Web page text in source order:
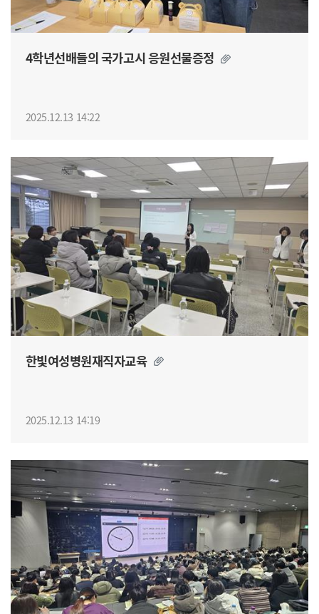
4학년선배들의 국가고시 응원선물증정
2025.12.13 14:22
한빛여성병원재직자교육
2025.12.13 14:19